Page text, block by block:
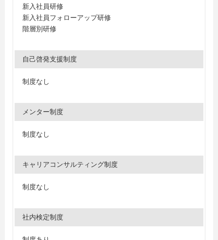
新入社員研修
新入社員フォローアップ研修
階層別研修
自己啓発支援制度
制度なし
メンター制度
制度なし
キャリアコンサルティング制度
制度なし
社内検定制度